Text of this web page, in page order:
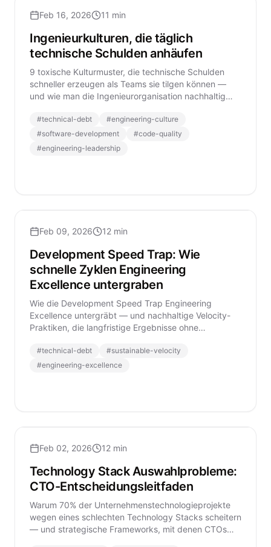
Feb 16, 2026 11 min
Ingenieurkulturen, die täglich
technische Schulden anhäufen
9 toxische Kulturmuster, die technische Schulden
schneller erzeugen als Teams sie tilgen können —
und wie man die Ingenieurorganisation nachhaltig
#technical-debt #engineering-culture
#software-development #code-quality
#engineering-leadership
Feb 09, 2026 12 min
Development Speed Trap: Wie
schnelle Zyklen Engineering
Excellence untergraben
Wie die Development Speed Trap Engineering
Excellence untergräbt — und nachhaltige Velocity-
Praktiken, die langfristige Ergebnisse ohne
#technical-debt #sustainable-velocity
#engineering-excellence
Feb 02, 2026 12 min
Technology Stack Auswahlprobleme:
CTO-Entscheidungsleitfaden
Warum 70% der Unternehmenstechnologieprojekte
wegen eines schlechten Technology Stacks scheitern
— und strategische Frameworks, mit denen CTOs